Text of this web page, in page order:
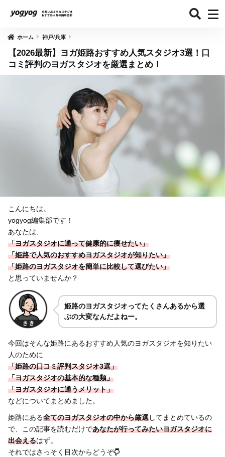
ホーム 神戸/兵庫
【2026最新】ヨガ姫路おすすめ人気スタジオ3選！口
コミ評判のヨガスタジオを厳選まとめ！
こんにちは。
yogyog編集部です！
あなたは、
「ヨガスタジオに通って健康的に痩せたい」
「姫路で人気のおすすめヨガスタジオが知りたい」
「姫路のヨガスタジオを簡単に比較して選びたい」
と思っていませんか？
姫路のヨガスタジオってたくさんあるから選
ぶの大変なんだよねー。
今回はそんな姫路にあるおすすめ人気のヨガスタジオを知りたい
人のために
「姫路の口コミ評判スタジオ3選」
「ヨガスタジオの基本的な種類」
「ヨガスタジオに通うメリット」
などについてまとめました。
姫路にある全てのヨガスタジオの中から厳選してまとめているの
で、この記事を読むだけであなたが行ってみたいヨガスタジオに
出会えるはず。
それではさっそく目次からどうぞ